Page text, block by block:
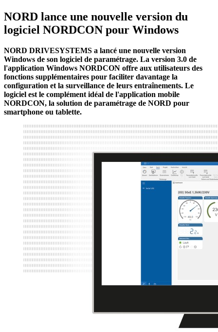
NORD lance une nouvelle version du
logiciel NORDCON pour Windows
NORD DRIVESYSTEMS a lancé une nouvelle version
Windows de son logiciel de paramétrage. La version 3.0 de
l'application Windows NORDCON offre aux utilisateurs des
fonctions supplémentaires pour faciliter davantage la
configuration et la surveillance de leurs entraînements. Le
logiciel est le complément idéal de l'application mobile
NORDCON, la solution de paramétrage de NORD pour
smartphone ou tablette.